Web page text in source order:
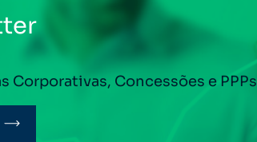
Corporativas, Concessões e PPPs